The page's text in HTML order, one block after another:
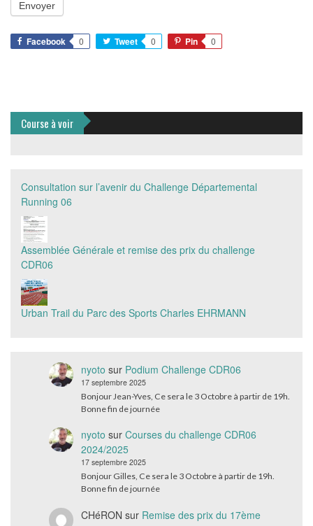
Facebook 0 Tweet 0 Pin 0
Course à voir
Consultation sur l’avenir du Challenge Départemental
Running 06
Assemblée Générale et remise des prix du challenge
CDR06
Urban Trail du Parc des Sports Charles EHRMANN
nyoto sur Podium Challenge CDR06
17 septembre 2025
Bonjour Jean-Yves, Ce sera le 3 Octobre à partir de 19h.
Bonne fin de journée
nyoto sur Courses du challenge CDR06
2024/2025
17 septembre 2025
Bonjour Gilles, Ce sera le 3 Octobre à partir de 19h.
Bonne fin de journée
CHéRON sur Remise des prix du 17ème